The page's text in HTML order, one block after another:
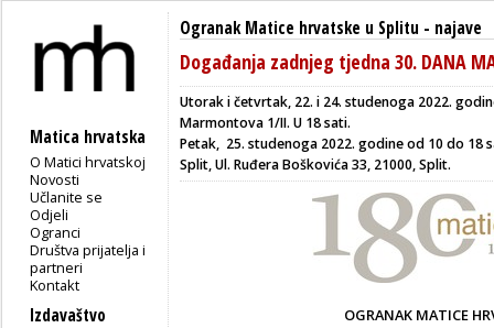
Matica hrvatska
O Matici hrvatskoj
Novosti
Učlanite se
Odjeli
Ogranci
Društva prijatelja i
partneri
Kontakt
Izdavaštvo
Ogranak Matice hrvatske u Splitu - najave
Događanja zadnjeg tjedna 30. DANA
Utorak i četvrtak, 22. i 24. studenoga 2022.
Marmontova 1/II. U 18 sati.
Petak, 25. studenoga 2022. godineod 10 do 18
Split, Ul. Ruđera Boškovića 33, 21000, Split.
OGRANAK MATICE